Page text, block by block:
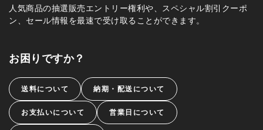
人気商品の抽選販売エントリー権利や、スペシャル割引クーポ
ン、セール情報を最速で受け取ることができます。
お困りですか？
送料について 納期・配送について
お支払いについて 営業日について